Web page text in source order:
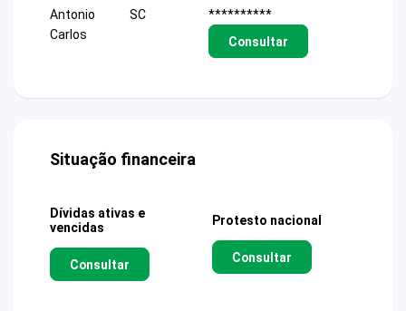
Antonio
Carlos
SC
**********
Consultar
Situação financeira
Dívidas ativas e
vencidas
Consultar
Protesto nacional
Consultar